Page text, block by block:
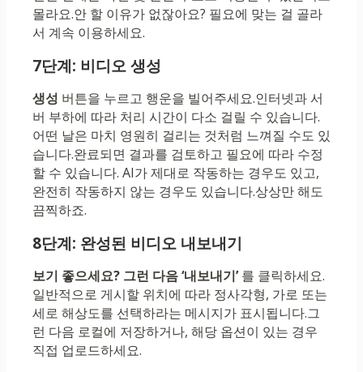
몰라요.안 할 이유가 없잖아요? 필요에 맞는 걸 골라
서 계속 이용하세요.
7단계: 비디오 생성
생성 버튼을 누르고 행운을 빌어주세요.인터넷과 서
버 부하에 따라 처리 시간이 다소 걸릴 수 있습니다.
어떤 날은 마치 영원히 걸리는 것처럼 느껴질 수도 있
습니다.완료되면 결과를 검토하고 필요에 따라 수정
할 수 있습니다. AI가 제대로 작동하는 경우도 있고,
완전히 작동하지 않는 경우도 있습니다.상상만 해도
끔찍하죠.
8단계: 완성된 비디오 내보내기
보기 좋으세요? 그런 다음 ‘내보내기’를 클릭하세요.
일반적으로 게시할 위치에 따라 정사각형, 가로 또는
세로 해상도를 선택하라는 메시지가 표시됩니다.그
런 다음 로컬에 저장하거나, 해당 옵션이 있는 경우
직접 업로드하세요.